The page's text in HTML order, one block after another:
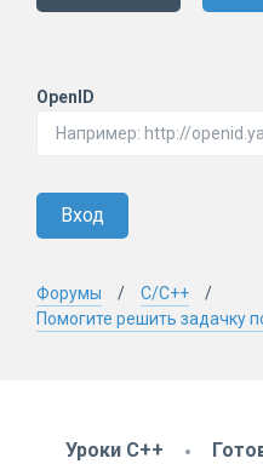
OpenID
Вход
Форумы
C/C++
Помогите решить задачку
Уроки C++